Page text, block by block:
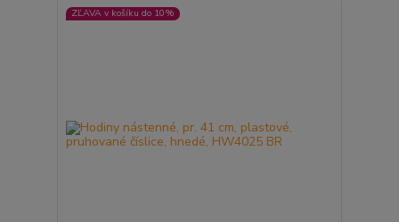
ZĽAVA v košíku do 10%